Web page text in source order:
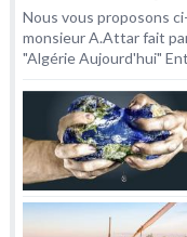
m3 / an d’ici à
Nous vous proposons
monsieur A.Attar fait
"Algérie Aujourd'hui"